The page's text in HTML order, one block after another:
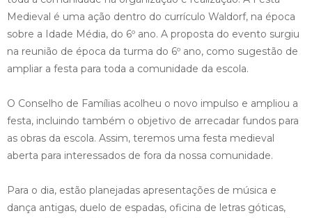
Medieval é uma ação dentro do currículo Waldorf, na época
sobre a Idade Média, do 6º ano. A proposta do evento surgiu
na reunião de época da turma do 6º ano, como sugestão de
ampliar a festa para toda a comunidade da escola.
O Conselho de Famílias acolheu o novo impulso e ampliou a
festa, incluindo também o objetivo de arrecadar fundos para
as obras da escola. Assim, teremos uma festa medieval
aberta para interessados de fora da nossa comunidade.
Para o dia, estão planejadas apresentações de música e
dança antigas, duelo de espadas, oficina de letras góticas,